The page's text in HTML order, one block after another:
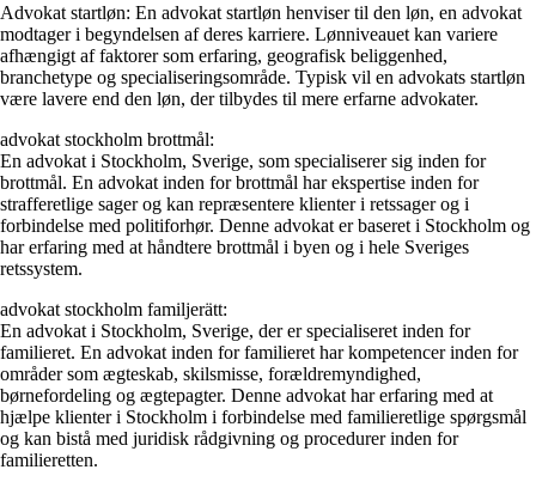
Advokat startløn: En advokat startløn henviser til den løn, en advokat
modtager i begyndelsen af deres karriere. Lønniveauet kan variere
afhængigt af faktorer som erfaring, geografisk beliggenhed,
branchetype og specialiseringsområde. Typisk vil en advokats startløn
være lavere end den løn, der tilbydes til mere erfarne advokater.
advokat stockholm brottmål:
En advokat i Stockholm, Sverige, som specialiserer sig inden for
brottmål. En advokat inden for brottmål har ekspertise inden for
strafferetlige sager og kan repræsentere klienter i retssager og i
forbindelse med politiforhør. Denne advokat er baseret i Stockholm og
har erfaring med at håndtere brottmål i byen og i hele Sveriges
retssystem.
advokat stockholm familjerätt:
En advokat i Stockholm, Sverige, der er specialiseret inden for
familieret. En advokat inden for familieret har kompetencer inden for
områder som ægteskab, skilsmisse, forældremyndighed,
børnefordeling og ægtepagter. Denne advokat har erfaring med at
hjælpe klienter i Stockholm i forbindelse med familieretlige spørgsmål
og kan bistå med juridisk rådgivning og procedurer inden for
familieretten.